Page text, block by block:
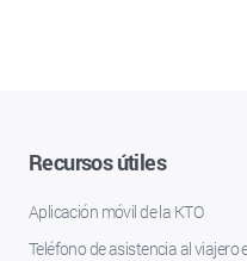
Recursos útiles
Aplicación móvil de la KTO
Teléfono de asistencia al viajero